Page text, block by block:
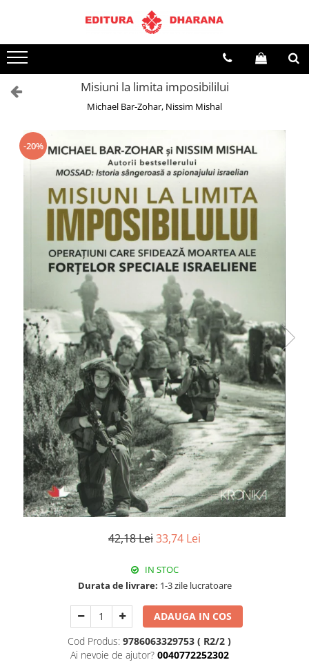
Toate Produsele
CARTI EDITURA DHARANA
OFERTE LA PACHET
Carti cu AUTOGRAF
Dietoterapie
Dezvoltare personala
Spiritualitate
AUDIOBOOK
Business, Economie
Carti pentru copii
Istorie
Literatura
Psihologie
Sanatate
Sociologie
Stiinta
Misiuni la limita imposibililui
Michael Bar-Zohar, Nissim Mishal
-20%
42,18 Lei33,74 Lei
IN STOC
Durata de livrare: 1-3 zile lucratoare
ADAUGA IN COS
Cod Produs: 9786063329753 ( R2/2 )
Ai nevoie de ajutor? 0040772252302